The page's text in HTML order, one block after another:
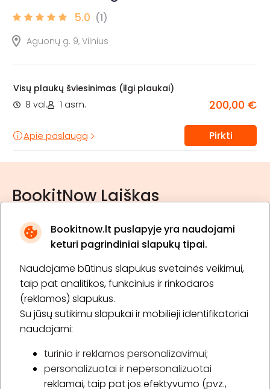
Bookitnow.lt puslapyje yra naudojami
keturi pagrindiniai slapukų tipai.
Naudojame būtinus slapukus svetainės veikimui,
taip pat analitikos, funkcinius ir rinkodaros
(reklamos) slapukus.
Su jūsų sutikimu slapukai ir mobilieji identifikatoriai
naudojami:
turinio ir reklamos personalizavimui;
personalizuotai ir nepersonalizuotai
reklamai, taip pat jos efektyvumo (pvz.,
5.0 (1)
Aguonų g. 9, Vilnius
Visų plaukų šviesinimas (ilgi plaukai)
8 val.
1 asm. 200,00 €
Apie paslaugą Pirkti
BookitNow Laiškas
* Susipažinau su privatumo politika
Prenumeruoti
Apie „BookitNow“